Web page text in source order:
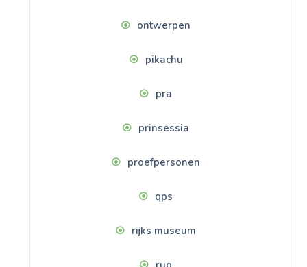
ontwerpen
pikachu
pra
prinsessia
proefpersonen
qps
rijks museum